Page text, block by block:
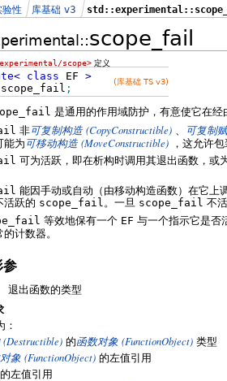
scope_fail
验性 库基础 v3
scope> 定义
< class EF >
scope_fail ;
(库基础 TS v3)
是通用的作用域防护，有意使它在
非可复制构造 (CopyConstructible)
可复制
能为 可移动构造 (MoveConstructible)
，这允许
可为活跃，即在析构时调用其退出函数，
能因手动或自动（由移动构造函数）在它上
活跃的 scope_fail 。一旦 scope_fail 不
等效地保有一个 EF 与一个指示它是否
计数器。
参
退出函数的类型
：
(Destructible) 的函数对象 (FunctionObject) 类型
象 (FunctionObject) 的左值引用
左值引用